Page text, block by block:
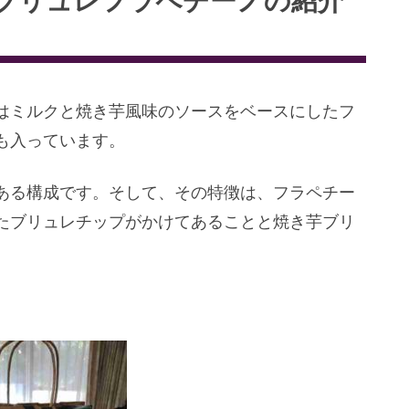
ルクと焼き芋風味のソースをベースにしたフ
っています。
構成です。そして、その特徴は、フラペチー
リュレチップがかけてあることと焼き芋ブリ